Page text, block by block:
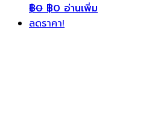
฿0 ฿0 อ่านเพิ่ม
ลดราคา!